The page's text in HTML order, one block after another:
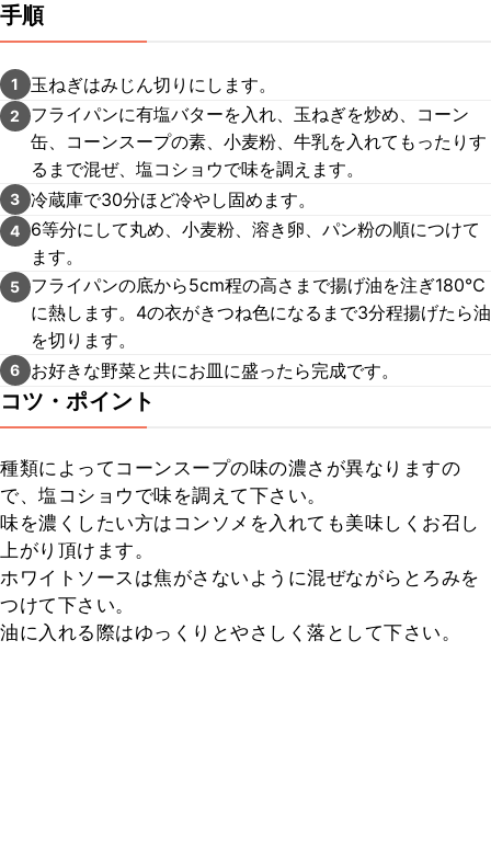
手順
1 玉ねぎはみじん切りにします。
2
フライパンに有塩バターを入れ、玉ねぎを炒め、コーン
缶、コーンスープの素、小麦粉、牛乳を入れてもったりす
るまで混ぜ、塩コショウで味を調えます。
3 冷蔵庫で30分ほど冷やし固めます。
4
6等分にして丸め、小麦粉、溶き卵、パン粉の順につけて
ます。
5
フライパンの底から5cm程の高さまで揚げ油を注ぎ180℃
に熱します。4の衣がきつね色になるまで3分程揚げたら油
を切ります。
6 お好きな野菜と共にお皿に盛ったら完成です。
コツ・ポイント
種類によってコーンスープの味の濃さが異なりますの
で、塩コショウで味を調えて下さい。
味を濃くしたい方はコンソメを入れても美味しくお召し
上がり頂けます。
ホワイトソースは焦がさないように混ぜながらとろみを
つけて下さい。
油に入れる際はゆっくりとやさしく落として下さい。